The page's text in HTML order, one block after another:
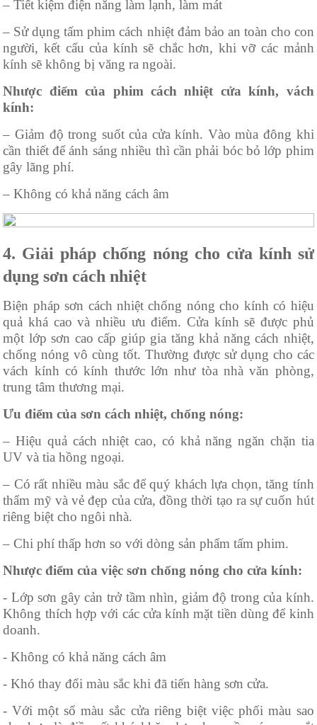
– Tiết kiệm điện năng làm lạnh, làm mát
– Sử dụng tấm phim cách nhiệt đảm bảo an toàn cho con
người, kết cấu của kính sẽ chắc hơn, khi vỡ các mảnh
kính sẽ không bị văng ra ngoài.
Nhược điểm của phim cách nhiệt cửa kính, vách
kính:
– Giảm độ trong suốt của cửa kính. Vào mùa đông khi
cần thiết để ánh sáng nhiều thì cần phải bóc bỏ lớp phim
gây lãng phí.
– Không có khả năng cách âm
4. Giải pháp chống nóng cho cửa kính sử
dụng sơn cách nhiệt
Biện pháp sơn cách nhiệt chống nóng cho kính có hiệu
quả khá cao và nhiều ưu điểm. Cửa kính sẽ được phủ
một lớp sơn cao cấp giúp gia tăng khả năng cách nhiệt,
chống nóng vô cùng tốt. Thường được sử dụng cho các
vách kính có kính thước lớn như tòa nhà văn phòng,
trung tâm thương mại.
Ưu điểm của sơn cách nhiệt, chống nóng:
– Hiệu quả cách nhiệt cao, có khả năng ngăn chặn tia
UV và tia hồng ngoại.
– Có rất nhiều màu sắc để quý khách lựa chọn, tăng tính
thẩm mỹ và vẻ đẹp của cửa, đồng thời tạo ra sự cuốn hút
riêng biệt cho ngôi nhà.
– Chi phí thấp hơn so với dòng sản phẩm tấm phim.
Nhược điểm của việc sơn chống nóng cho cửa kính:
- Lớp sơn gây cản trở tầm nhìn, giảm độ trong của kính.
Không thích hợp với các cửa kính mặt tiền dùng để kinh
doanh.
- Không có khả năng cách âm
- Khó thay đổi màu sắc khi đã tiến hàng sơn cửa.
- Với một số màu sắc cửa riêng biệt việc phối màu sao